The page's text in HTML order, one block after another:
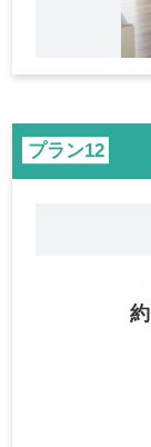
プラン
約